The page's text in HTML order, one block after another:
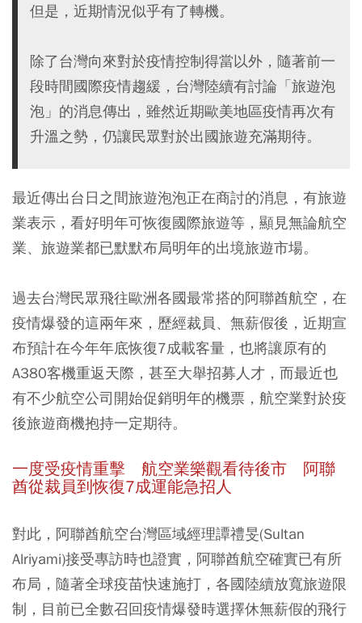
但是，近期情況似乎有了轉機。
除了台灣向來對於疫情控制得當以外，隨著前一
段時間國際疫情趨緩，台灣陸續有討論「旅遊泡
泡」的消息傳出，雖然近期歐美地區疫情再次有
升溫之勢，仍讓民眾對於出國旅遊充滿期待。
最近傳出台日之間旅遊泡泡正在商討的消息，有旅遊
業表示，看好明年可恢復國際旅遊等，顯見無論航空
業、旅遊業都已默默布局明年的出境旅遊市場。
過去台灣民眾飛往歐洲各國最常搭的阿聯酋航空，在
疫情爆發的這兩年來，歷經裁員、無薪假後，近期宣
布預計在今年年底恢復7成載客量，也將讓原有的
A380客機重返天際，甚至大舉招募人才，而最近也
有不少航空公司開始促銷明年的機票，航空業對於疫
後旅遊商機抱持一定期待。
一度受疫情重擊 航空業樂觀看待後市 阿聯
酋從裁員到恢復7成運能急招人
對此，阿聯酋航空台灣區域經理譚禮旻(Sultan
Alriyami)接受專訪時也證實，阿聯酋航空確實已有所
布局，隨著全球疫苗快速施打，各國陸續放寬旅遊限
制，目前已全數召回疫情爆發時選擇休無薪假的飛行